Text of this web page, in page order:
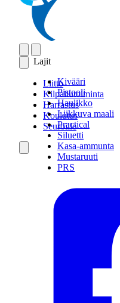
Lajit
Kivääri
Pistooli
Haulikko
Liikkuva maali
Practical
Siluetti
Kasa-ammunta
Mustaruuti
PRS
Liitto
Kilpailutoiminta
Harrastus
Koulutus
Seuroille